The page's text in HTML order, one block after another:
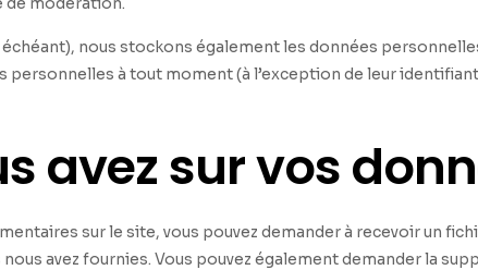
nous stockons également les données
à tout moment (à l’exception de leur
avez sur vos
sur le site, vous pouvez demander à recevoir un
avez fournies. Vous pouvez également demander la